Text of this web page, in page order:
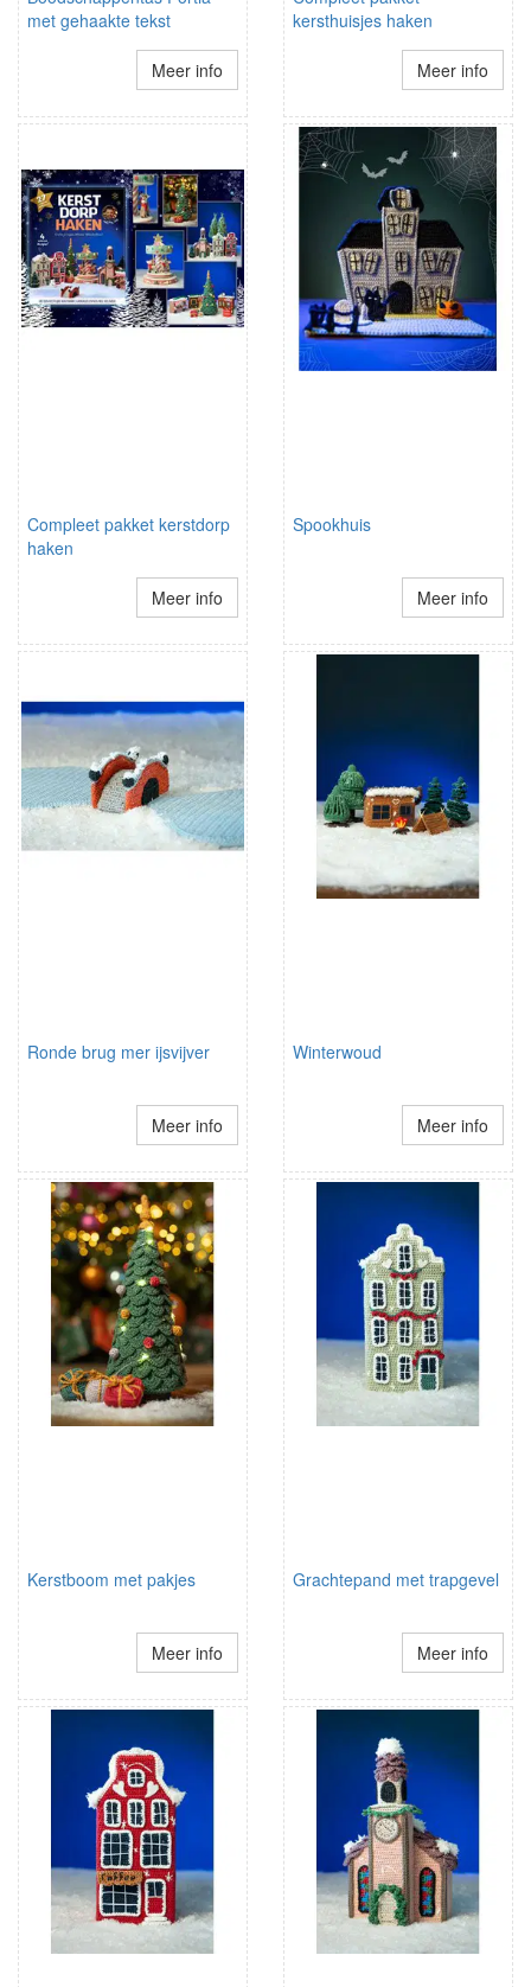
met gehaakte tekst
Meer info
kersthuisjes haken
Meer info
Compleet pakket kerstdorp
haken
Meer info
Spookhuis
Meer info
Ronde brug mer ijsvijver
Meer info
Winterwoud
Meer info
Kerstboom met pakjes
Meer info
Grachtepand met trapgevel
Meer info